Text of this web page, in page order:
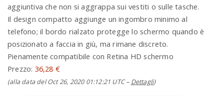
aggiuntiva che non si aggrappa sui vestiti o sulle tasche.
Il design compatto aggiunge un ingombro minimo al
telefono; il bordo rialzato protegge lo schermo quando è
posizionato a faccia in giù, ma rimane discreto.
Pienamente compatibile con Retina HD schermo
Prezzo: 36,28 €
(alla data del Oct 26, 2020 01:12:21 UTC – Dettagli)